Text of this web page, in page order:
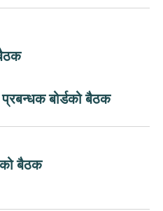
बोर्डको बैठक
बैठक